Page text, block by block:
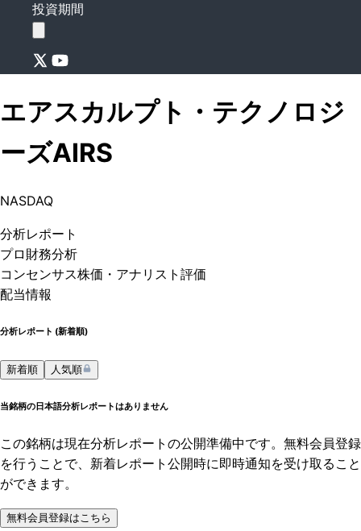
投資期間
エアスカルプト・テクノロジ
ーズAIRS
NASDAQ
分析レポート
プロ 財務分析
コンセンサス株価 ・アナリスト評価
配当情報
分析レポート (新着順)
新着順 人気順
当銘柄の日本語分析レポートはありません
この銘柄は現在分析レポートの公開準備中です。無料会員登録
を行うことで、新着レポート公開時に即時通知を受け取ること
ができます。
無料会員登録はこちら